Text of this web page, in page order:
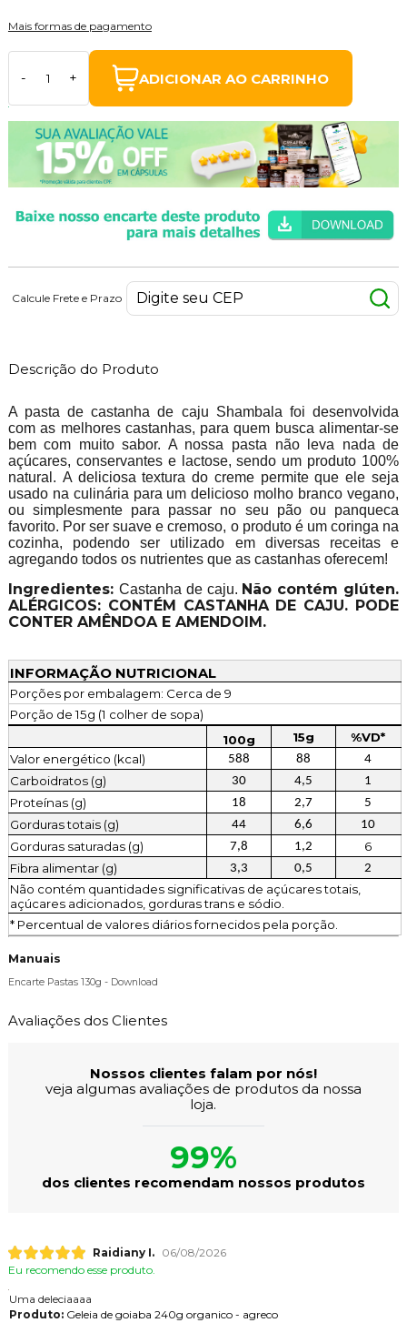
Mais formas de pagamento
- + ADICIONAR AO CARRINHO
Calcule Frete e Prazo
Descrição do Produto
A pasta de castanha de caju Shambala foi desenvolvida
com as melhores castanhas, para quem busca alimentar-se
bem com muito sabor. A nossa pasta não leva nada de
açúcares, conservantes e lactose, sendo um produto 100%
natural. A deliciosa textura do creme permite que ele seja
usado na culinária para um delicioso molho branco vegano,
ou simplesmente para passar no seu pão ou panqueca
favorito. Por ser suave e cremoso, o produto é um coringa na
cozinha, podendo ser utilizado em diversas receitas e
agregando todos os nutrientes que as castanhas oferecem!
Ingredientes: Castanha de caju. Não contém glúten.
ALÉRGICOS: CONTÉM CASTANHA DE CAJU. PODE
CONTER AMÊNDOA E AMENDOIM.
INFORMAÇÃO NUTRICIONAL
Porções por embalagem: Cerca de 9
Porção de 15g (1 colher de sopa)
100g
15g
%VD*
Valor energético (kcal)
588 88 4
Carboidratos (g) 30 4,5 1
Proteínas (g) 18 2,7 5
Gorduras totais (g) 44 6,6 10
Gorduras saturadas (g) 7,8 1,2
6
Fibra alimentar (g)
3,3 0,5 2
Não contém quantidades significativas de açúcares totais,
açúcares adicionados, gorduras trans e sódio.
* Percentual de valores diários fornecidos pela porção.
Manuais
Encarte Pastas 130g - Download
Avaliações dos Clientes
Nossos clientes falam por nós!
veja algumas avaliações de produtos da nossa
loja.
99%
dos clientes recomendam nossos produtos
Raidiany I.
06/08/2026
Eu recomendo esse produto.
Uma deleciaaaa
Produto:Geleia de goiaba 240g organico - agreco